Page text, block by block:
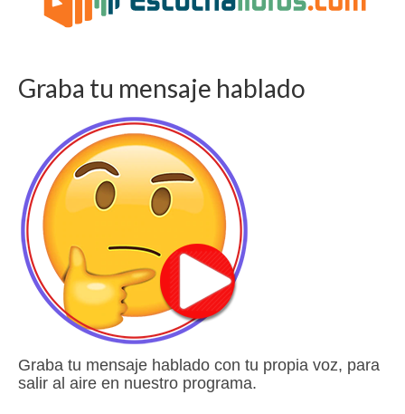
Graba tu mensaje hablado
Graba tu mensaje hablado con tu propia voz, para
salir al aire en nuestro programa.